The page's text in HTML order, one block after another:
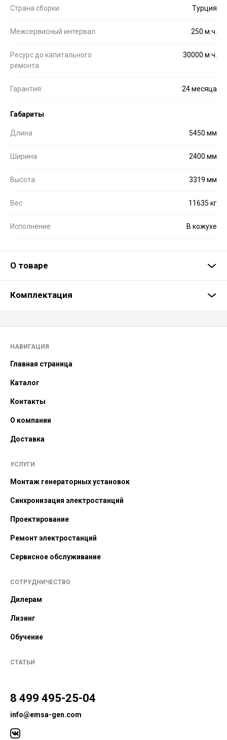
Страна сборки Турция
Межсервисный интервал 250 м.ч.
Ресурс до капитального
ремонта
30000 м.ч.
Гарантия 24 месяца
Габариты
Длина 5450 мм
Ширина 2400 мм
Высота 3319 мм
Вес 11635 кг
Исполнение В кожухе
О товаре
Комплектация
НАВИГАЦИЯ
Главная страница
Каталог
Контакты
О компании
Доставка
УСЛУГИ
Монтаж генераторных установок
Синхронизация электростанций
Проектирование
Ремонт электростанций
Сервисное обслуживание
СОТРУДНИЧЕСТВО
Дилерам
Лизинг
Обучение
СТАТЬИ
8 499 495-25-04
info@emsa-gen.com